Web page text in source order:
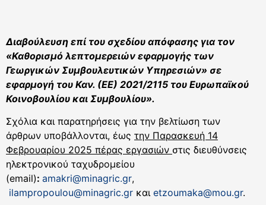
Διαβούλευση επί του σχεδίου απόφασης για τον
«Καθορισμό λεπτομερειών εφαρμογής των
Γεωργικών Συμβουλευτικών Υπηρεσιών» σε
εφαρμογή του Καν. (ΕΕ) 2021/2115 του Ευρωπαϊκού
Κοινοβουλίου και Συμβουλίου».
Σχόλια και παρατηρήσεις για την βελτίωση των
άρθρων υποβάλλονται, έως την Παρασκευή 14
Φεβρουαρίου 2025 πέρας εργασιών στις διευθύνσεις
ηλεκτρονικού ταχυδρομείου
(email): amakri@minagric.gr,
ilampropoulou@minagric.gr και etzoumaka@mou.gr.